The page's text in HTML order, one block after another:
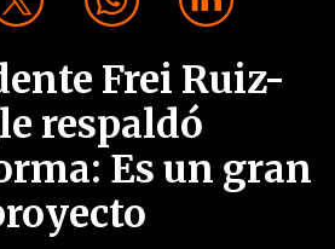
Frei Ruiz-
respaldó
Es un gran